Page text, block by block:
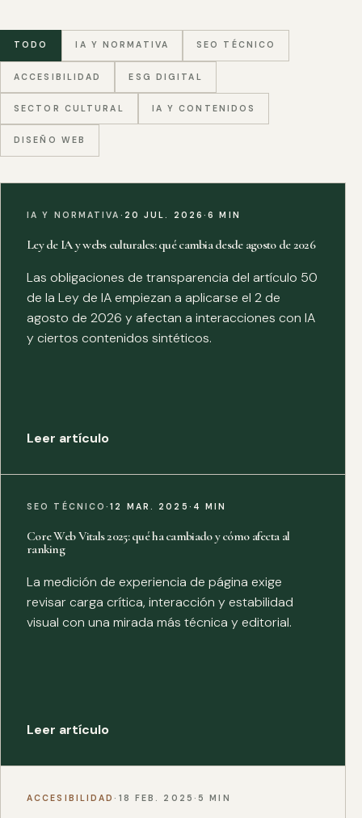
TODO IA Y NORMATIVA SEO TÉCNICO
ACCESIBILIDAD ESG DIGITAL
SECTOR CULTURAL IA Y CONTENIDOS
DISEÑO WEB
IA Y NORMATIVA · 20 JUL. 2026·6 MIN
Ley de IA y webs culturales: qué cambia desde agosto de 2026
Las obligaciones de transparencia del artículo 50
de la Ley de IA empiezan a aplicarse el 2 de
agosto de 2026 y afectan a interacciones con IA
y ciertos contenidos sintéticos.
Leer artículo
SEO TÉCNICO·12 MAR. 2025 · 4 MIN
Core Web Vitals 2025: qué ha cambiado y cómo afecta al
ranking
La medición de experiencia de página exige
revisar carga crítica, interacción y estabilidad
visual con una mirada más técnica y editorial.
Leer artículo
ACCESIBILIDAD · 18 FEB. 2025 · 5 MIN